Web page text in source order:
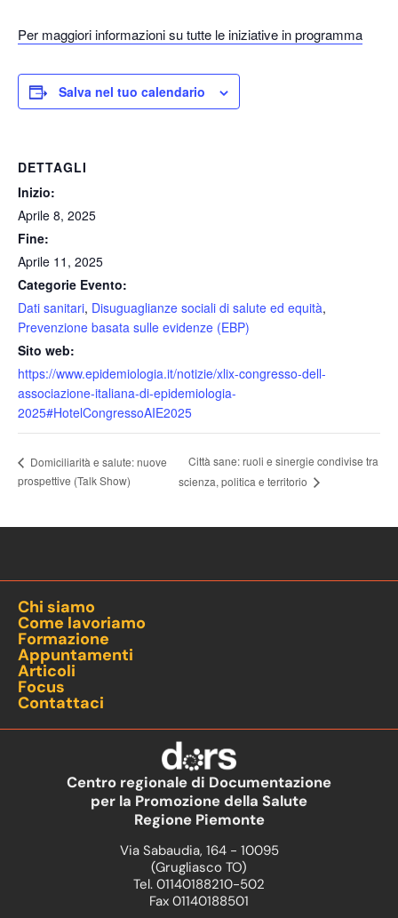
Per maggiori informazioni su tutte le iniziative in programma
Salva nel tuo calendario
DETTAGLI
Inizio:
Aprile 8, 2025
Fine:
Aprile 11, 2025
Categorie Evento:
Dati sanitari, Disuguaglianze sociali di salute ed equità,
Prevenzione basata sulle evidenze (EBP)
Sito web:
https://www.epidemiologia.it/notizie/xlix-congresso-dell-
associazione-italiana-di-epidemiologia-
2025#HotelCongressoAIE2025
Domiciliarità e salute: nuove
prospettive (Talk Show)
Città sane: ruoli e sinergie condivise tra
scienza, politica e territorio
Chi siamo
Come lavoriamo
Formazione
Appuntamenti
Articoli
Focus
Contattaci
Centro regionale di Documentazione
per la Promozione della Salute
Regione Piemonte
Via Sabaudia, 164 - 10095
(Grugliasco TO)
Tel. 01140188210-502
Fax 01140188501